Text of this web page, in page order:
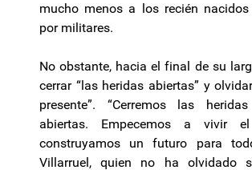
mucho menos a los recién nacidos
por militares.
No obstante, hacia el final de su
cerrar “las heridas abiertas” y
presente”. “Cerremos las
abiertas. Empecemos a vivir
construyamos un futuro para
Villarruel, quien no ha olvidado